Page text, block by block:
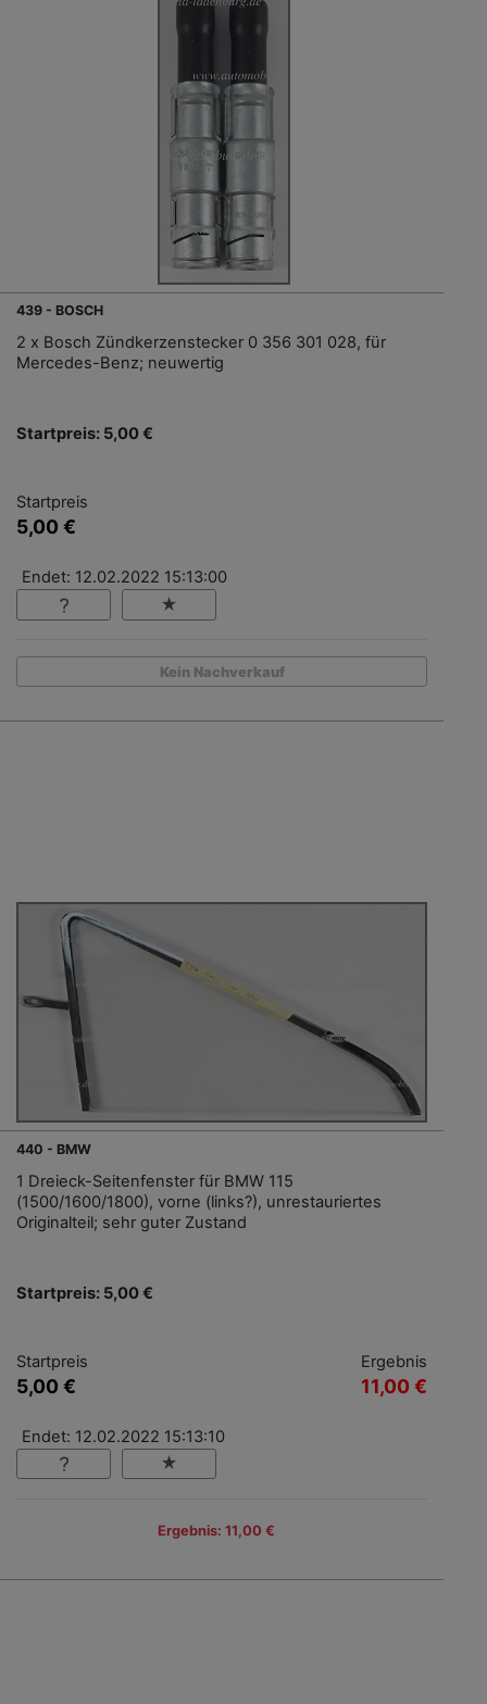
439 - BOSCH
2 x Bosch Zündkerzenstecker 0 356 301 028, für
Mercedes-Benz; neuwertig
Startpreis: 5,00 €
Startpreis
5,00 €
Endet: 12.02.2022 15:13:00
Kein Nachverkauf
440 - BMW
1 Dreieck-Seitenfenster für BMW 115
(1500/1600/1800), vorne (links?), unrestauriertes
Originalteil; sehr guter Zustand
Startpreis: 5,00 €
Startpreis
5,00 €
Ergebnis
11,00 €
Endet: 12.02.2022 15:13:10
Ergebnis: 11,00 €